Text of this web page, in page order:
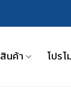
สินค้า โปร